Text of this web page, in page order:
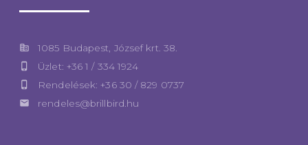
corporate_fare 1085 Budapest, József krt. 38.
phone_iphone Üzlet: +36 1 / 334 1924
phone_iphone Rendelések: +36 30 / 829 0737
email rendeles@brillbird.hu